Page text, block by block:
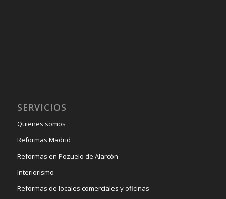
SERVICIOS
Quienes somos
Reformas Madrid
Reformas en Pozuelo de Alarcón
Interiorismo
Reformas de locales comerciales y oficinas